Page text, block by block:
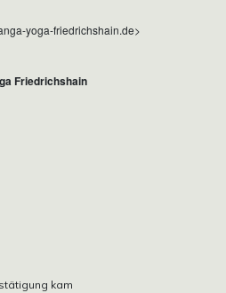
yoga-friedrichshain.de>
Friedrichshain
kam